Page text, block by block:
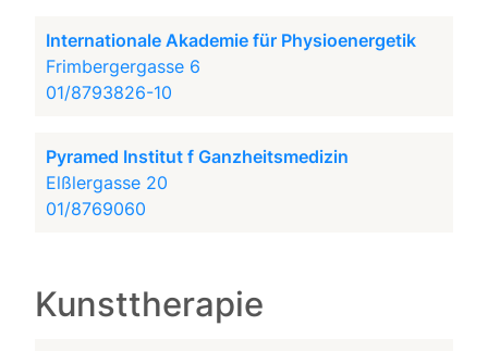
Internationale Akademie für Physioenergetik
Frimbergergasse 6
01/8793826-10
Pyramed Institut f Ganzheitsmedizin
Elßlergasse 20
01/8769060
Kunsttherapie